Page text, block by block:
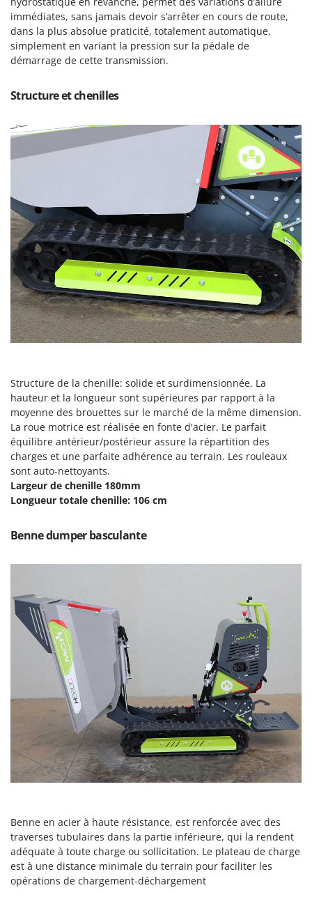
P
Palazzetti
Palumbo Pavi
Paterlini
Pramac
Prismafood
R
Rato
Reber
Redback
Resto Italia
Ribimex
Ripartrak
Ritter
Robomow
Rossofuoco
Rover Pompe
Royal Food
Ryobi
S
S.T.P.
Santos
Shark
Silky
Simatech
Sirman
Skil
Smartwood
Smeg
Snapper
Solidur
Spiralmac
Spring Protezione
Spyro
Stanley
immédiates, sans jamais devoir s’arrêter en cours de route,
dans la plus absolue praticité, totalement automatique,
simplement en variant la pression sur la pédale de
démarrage de cette transmission.
Structure et chenilles
Structure de la chenille: solide et surdimensionnée. La
hauteur et la longueur sont supérieures par rapport à la
moyenne des brouettes sur le marché de la même dimension.
La roue motrice est réalisée en fonte d'acier. Le parfait
équilibre antérieur/postérieur assure la répartition des
charges et une parfaite adhérence au terrain. Les rouleaux
sont auto-nettoyants.
Largeur de chenille 180mm
Longueur totale chenille: 106 cm
Benne dumper basculante
Benne en acier à haute résistance, est renforcée avec des
traverses tubulaires dans la partie inférieure, qui la rendent
adéquate à toute charge ou sollicitation. Le plateau de charge
est à une distance minimale du terrain pour faciliter les
opérations de chargement-déchargement